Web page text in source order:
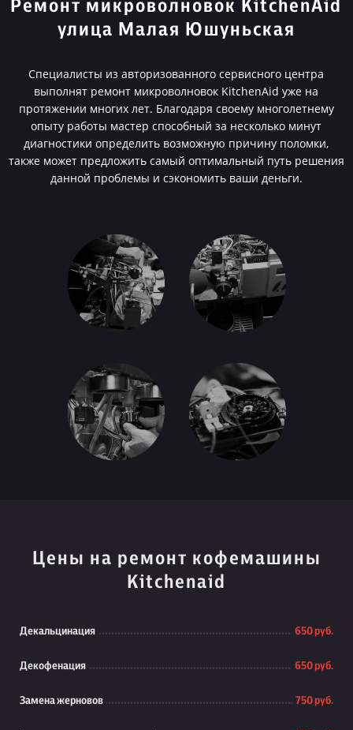
Ремонт микроволновок KitchenAid
улица Малая Юшуньская
Специалисты из авторизованного сервисного центра
выполнят ремонт микроволновок KitchenAid уже на
протяжении многих лет. Благодаря своему многолетнему
опыту работы мастер способный за несколько минут
диагностики определить возможную причину поломки,
также может предложить самый оптимальный путь решения
данной проблемы и сэкономить ваши деньги.
Цены на ремонт кофемашины
Kitchenaid
Декальцинация 650 руб.
Декофенация 650 руб.
Замена жерновов 750 руб.